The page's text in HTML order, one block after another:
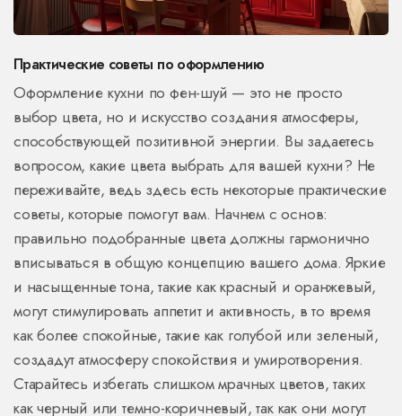
Практические советы по оформлению
Оформление кухни по фен-шуй — это не просто
выбор цвета, но и искусство создания атмосферы,
способствующей позитивной энергии. Вы задаетесь
вопросом, какие цвета выбрать для вашей кухни? Не
переживайте, ведь здесь есть некоторые практические
советы, которые помогут вам. Начнем с основ:
правильно подобранные цвета должны гармонично
вписываться в общую концепцию вашего дома. Яркие
и насыщенные тона, такие как красный и оранжевый,
могут стимулировать аппетит и активность, в то время
как более спокойные, такие как голубой или зеленый,
создадут атмосферу спокойствия и умиротворения.
Старайтесь избегать слишком мрачных цветов, таких
как черный или темно-коричневый, так как они могут